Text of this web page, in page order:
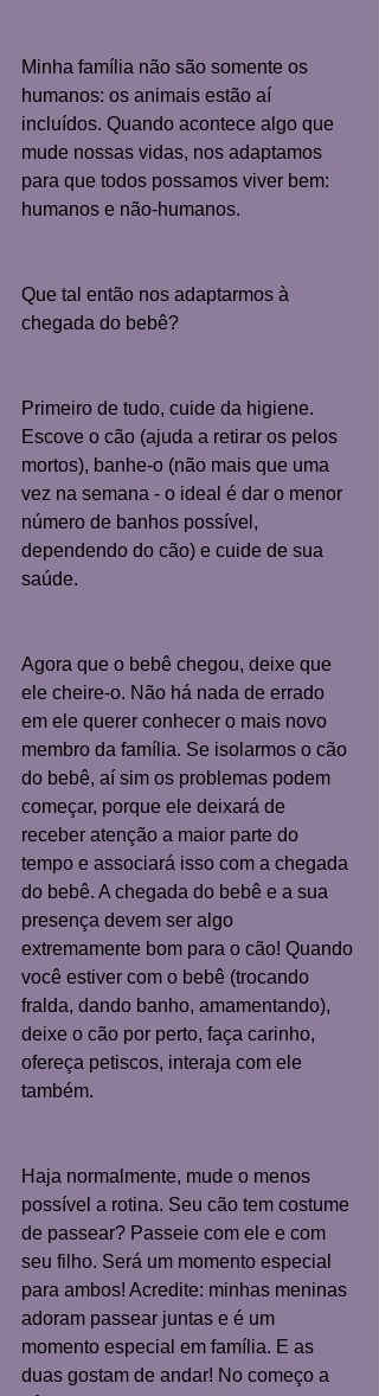
Minha família não são somente os
humanos: os animais estão aí
incluídos. Quando acontece algo que
mude nossas vidas, nos adaptamos
para que todos possamos viver bem:
humanos e não-humanos.
Que tal então nos adaptarmos à
chegada do bebê?
Primeiro de tudo, cuide da higiene.
Escove o cão (ajuda a retirar os pelos
mortos), banhe-o (não mais que uma
vez na semana - o ideal é dar o menor
número de banhos possível,
dependendo do cão) e cuide de sua
saúde.
Agora que o bebê chegou, deixe que
ele cheire-o. Não há nada de errado
em ele querer conhecer o mais novo
membro da família. Se isolarmos o cão
do bebê, aí sim os problemas podem
começar, porque ele deixará de
receber atenção a maior parte do
tempo e associará isso com a chegada
do bebê. A chegada do bebê e a sua
presença devem ser algo
extremamente bom para o cão! Quando
você estiver com o bebê (trocando
fralda, dando banho, amamentando),
deixe o cão por perto, faça carinho,
ofereça petiscos, interaja com ele
também.
Haja normalmente, mude o menos
possível a rotina. Seu cão tem costume
de passear? Passeie com ele e com
seu filho. Será um momento especial
para ambos! Acredite: minhas meninas
adoram passear juntas e é um
momento especial em família. E as
duas gostam de andar! No começo a